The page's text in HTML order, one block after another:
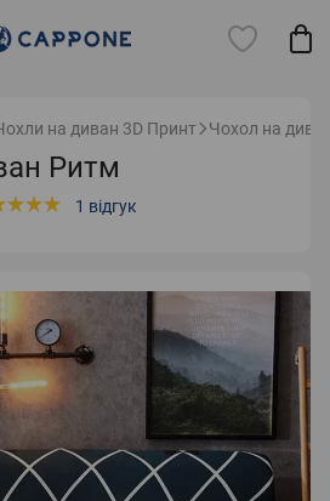
на диван 3D Принт Чохол на
Ритм
1 відгук